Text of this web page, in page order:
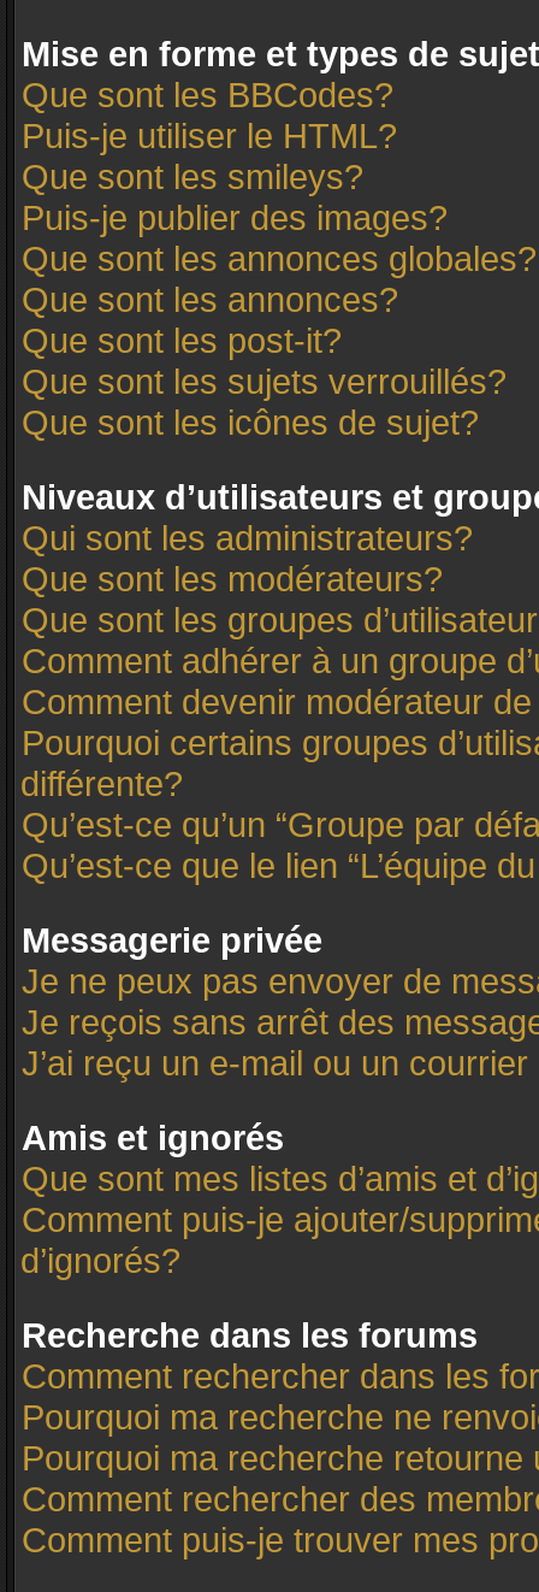
Mise en forme et types de sujet
Que sont les BBCodes?
Puis-je utiliser le HTML?
Que sont les smileys?
Puis-je publier des images?
Que sont les annonces globales?
Que sont les annonces?
Que sont les post-it?
Que sont les sujets verrouillés?
Que sont les icônes de sujet?
Niveaux d’utilisateurs et
Qui sont les administrateurs?
Que sont les modérateurs?
Que sont les groupes
Comment adhérer à un groupe
Comment devenir modérateur
Pourquoi certains groupes
différente?
Qu’est-ce qu’un “Groupe par
Qu’est-ce que le lien “L’équipe
Messagerie privée
Je ne peux pas envoyer de
Je reçois sans arrêt des
J’ai reçu un e-mail ou un
Amis et ignorés
Que sont mes listes d’amis et
Comment puis-je ajouter/
d’ignorés?
Recherche dans les forums
Comment rechercher dans les
Pourquoi ma recherche ne
Pourquoi ma recherche retourne
Comment rechercher des
Comment puis-je trouver mes